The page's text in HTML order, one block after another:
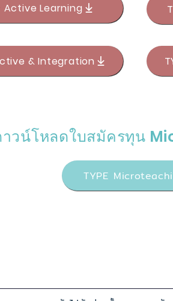
วน์โหลดใบสมัครทุน
Active Learning
TYPE
& Integration